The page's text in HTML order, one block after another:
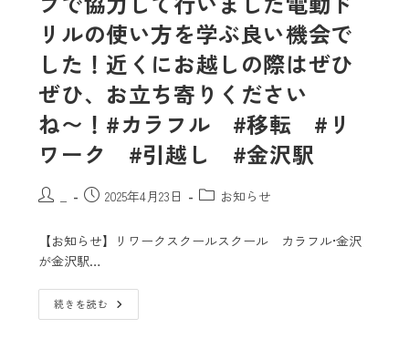
リルの使い方を学ぶ良い機会で
した！近くにお越しの際はぜひ
ぜひ、お立ち寄りください
ね〜！#カラフル #移転 #リ
ワーク #引越し #金沢駅
2025年4月23日 お知らせ
【お知らせ】リワークスクールスクール カラフル•金沢
が金沢駅…
続きを読む